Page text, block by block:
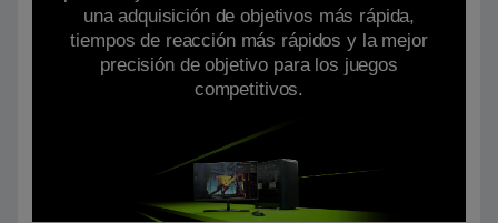
una adquisición de objetivos más rápida,
tiempos de reacción más rápidos y la mejor
precisión de objetivo para los juegos
competitivos.